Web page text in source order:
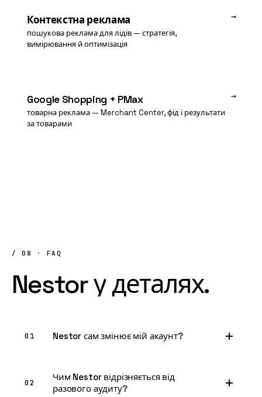
Контекстна реклама
пошукова реклама для лідів — стратегія,
вимірювання й оптимізація
→
Google Shopping + PMax
товарна реклама — Merchant Center, фід і результати
за товарами
→
/ 08 · FAQ
Nestorудеталях.
01 Nestor сам змінює мій акаунт?
02
Чим Nestor відрізняється від
разового аудиту?